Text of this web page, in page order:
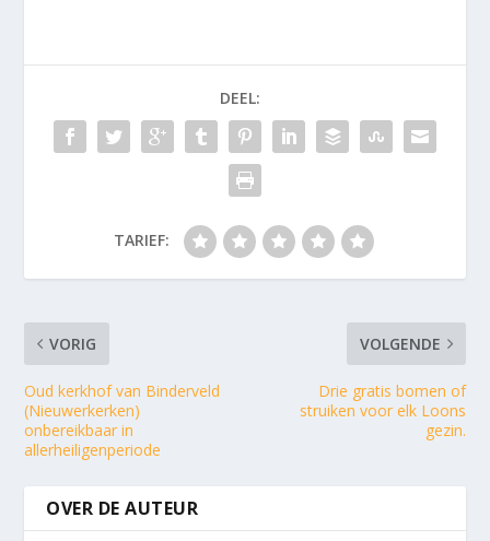
DEEL:
TARIEF:
VORIG
Oud kerkhof van Binderveld
(Nieuwerkerken)
onbereikbaar in
allerheiligenperiode
VOLGENDE
Drie gratis bomen of
struiken voor elk Loons
gezin.
OVER DE AUTEUR